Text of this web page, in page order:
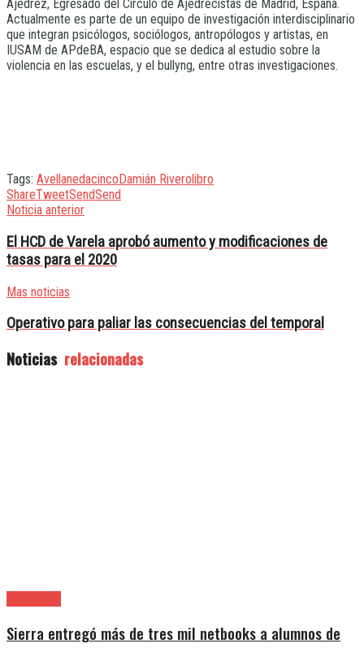
Ajedrez, Egresado del Círculo de Ajedrecistas de Madrid, España.
Actualmente es parte de un equipo de investigación interdisciplinario
que integran psicólogos, sociólogos, antropólogos y artistas, en
IUSAM de APdeBA, espacio que se dedica al estudio sobre la
violencia en las escuelas, y el bullyng, entre otras investigaciones.
Tags: Avellanedacinco Damián Rivero libro
ShareTweetSendSend
Noticia anterior
El HCD de Varela aprobó aumento y modificaciones de
tasas para el 2020
Mas noticias
Operativo para paliar las consecuencias del temporal
Noticias relacionadas
Sierra entregó más de tres mil netbooks a alumnos de